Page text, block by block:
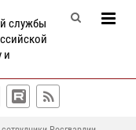
службы
и